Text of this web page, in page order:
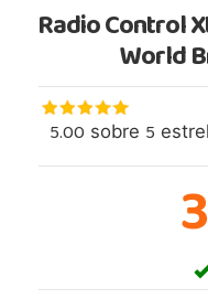
Radio Control
World
5.00 sobre 5